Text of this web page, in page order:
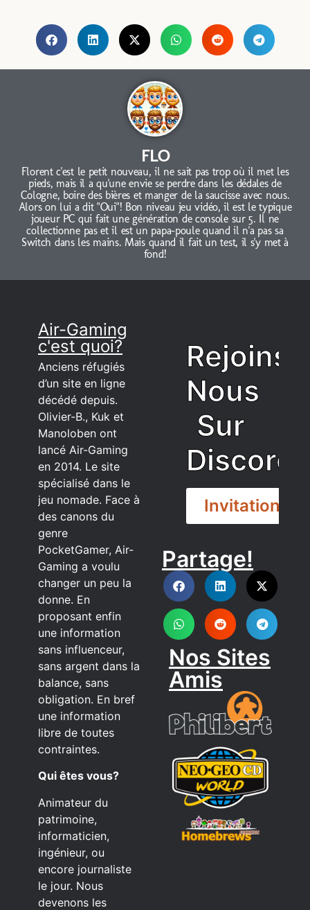
FLO
Florent c'est le petit nouveau, il ne sait pas trop où il met les
pieds, mais il a qu'une envie se perdre dans les dédales de
Cologne, boire des bières et manger de la saucisse avec nous.
Alors on lui a dit "Oui"! Bon niveau jeu vidéo, il est le typique
joueur PC qui fait une génération de console sur 5. Il ne
collectionne pas et il est un papa-poule quand il n'a pas sa
Switch dans les mains. Mais quand il fait un test, il s'y met à
fond!
Air-Gaming
c'est quoi?
Anciens réfugiés
d’un site en ligne
décédé depuis.
Olivier-B., Kuk et
Manoloben ont
lancé Air-Gaming
en 2014. Le site
spécialisé dans le
jeu nomade. Face à
des canons du
genre
PocketGamer, Air-
Gaming a voulu
changer un peu la
donne. En
proposant enfin
une information
sans influenceur,
sans argent dans la
balance, sans
obligation. En bref
une information
libre de toutes
contraintes.
Qui êtes vous?
Animateur du
patrimoine,
informaticien,
ingénieur, ou
encore journaliste
le jour. Nous
devenons les
Rejoins
Nous
Sur
Discord
Invitation
DISCORD
Partage!
Nos Sites
Amis